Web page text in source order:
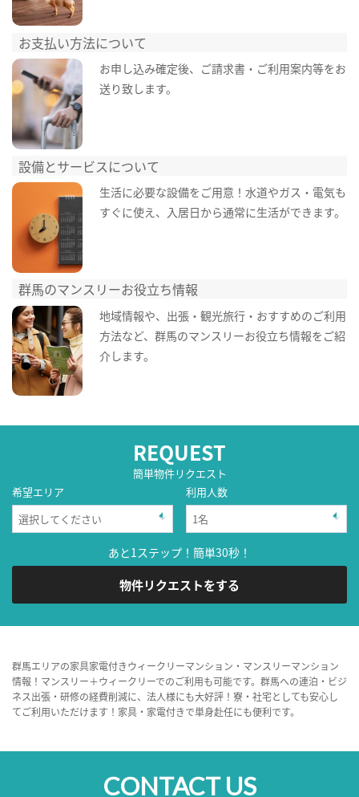
お支払い方法について
お申し込み確定後、ご請求書・ご利用案内等をお
送り致します。
設備とサービスについて
生活に必要な設備をご用意！水道やガス・電気も
すぐに使え、入居日から通常に生活ができます。
群馬のマンスリーお役立ち情報
地域情報や、出張・観光旅行・おすすめのご利用
方法など、群馬のマンスリーお役立ち情報をご紹
介します。
REQUEST
簡単物件リクエスト
希望エリア
利用人数
あと1ステップ！簡単30秒！
物件リクエストをする
群馬エリアの家具家電付きウィークリーマンション・マンスリーマンション
情報！マンスリー＋ウィークリーでのご利用も可能です。群馬への連泊・ビジ
ネス出張・研修の経費削減に、法人様にも大好評！寮・社宅としても安心し
てご利用いただけます！家具・家電付きで単身赴任にも便利です。
CONTACT US